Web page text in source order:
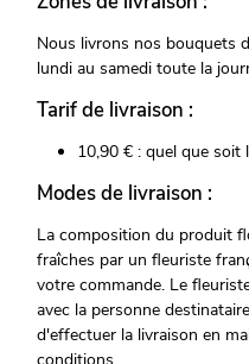
Nous livrons nos bouquets
lundi au samedi toute la
Tarif de livraison :
10,90 € : quel que soit
Modes de livraison :
La composition du produit
fraîches par un fleuriste
votre commande. Le
avec la personne
d'effectuer la livraison en